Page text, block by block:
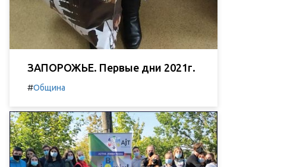
ЗАПОРОЖЬЕ. Первые дни 2021г.
#Община